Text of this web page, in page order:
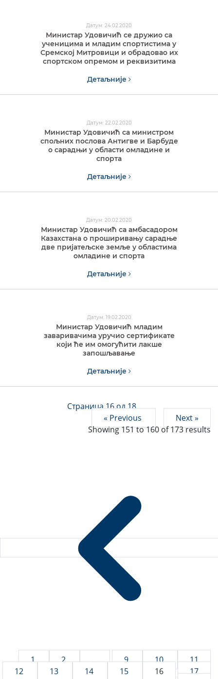
Датум: 24.02.2020
Министар Удовичић се дружио са
ученицима и младим спортистима у
Сремској Митровици и обрадовао их
спортском опремом и реквизитима
Детаљније
Датум: 22.02.2020
Министар Удовичић са министром
спољних послова Антигве и Барбуде
о сарадњи у области омладине и
спорта
Детаљније
Датум: 20.02.2020
Министар Удовичић са амбасадором
Казахстана о проширивању сарадње
две пријатељске земље у областима
омладине и спорта
Детаљније
Датум: 19.02.2020
Министар Удовичић младим
заваривачима уручио сертификате
који ће им омогућити лакше
запошљавање
Детаљније
Страница 16 од 18
« Previous
Next »
Showing151to160 of173results
1 2 ... 9 10
11
12
13 14 15 16
17